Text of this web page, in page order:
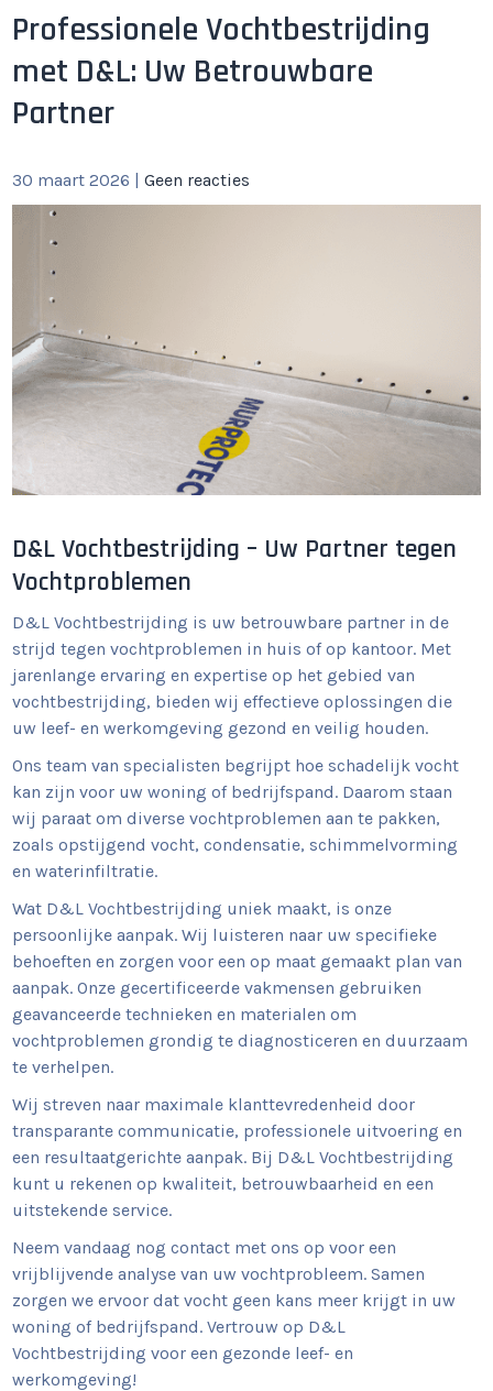
Professionele Vochtbestrijding
met D&L: Uw Betrouwbare
Partner
30 maart 2026 |Geen reacties
D&L Vochtbestrijding – Uw Partner tegen
Vochtproblemen
D&L Vochtbestrijding is uw betrouwbare partner in de
strijd tegen vochtproblemen in huis of op kantoor. Met
jarenlange ervaring en expertise op het gebied van
vochtbestrijding, bieden wij effectieve oplossingen die
uw leef- en werkomgeving gezond en veilig houden.
Ons team van specialisten begrijpt hoe schadelijk vocht
kan zijn voor uw woning of bedrijfspand. Daarom staan
wij paraat om diverse vochtproblemen aan te pakken,
zoals opstijgend vocht, condensatie, schimmelvorming
en waterinfiltratie.
Wat D&L Vochtbestrijding uniek maakt, is onze
persoonlijke aanpak. Wij luisteren naar uw specifieke
behoeften en zorgen voor een op maat gemaakt plan van
aanpak. Onze gecertificeerde vakmensen gebruiken
geavanceerde technieken en materialen om
vochtproblemen grondig te diagnosticeren en duurzaam
te verhelpen.
Wij streven naar maximale klanttevredenheid door
transparante communicatie, professionele uitvoering en
een resultaatgerichte aanpak. Bij D&L Vochtbestrijding
kunt u rekenen op kwaliteit, betrouwbaarheid en een
uitstekende service.
Neem vandaag nog contact met ons op voor een
vrijblijvende analyse van uw vochtprobleem. Samen
zorgen we ervoor dat vocht geen kans meer krijgt in uw
woning of bedrijfspand. Vertrouw op D&L
Vochtbestrijding voor een gezonde leef- en
werkomgeving!